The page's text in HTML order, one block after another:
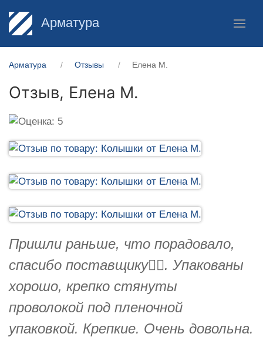
Арматура
Арматура Отзывы Елена М.
Отзыв, Елена М.
Пришли раньше, что порадовало,
спасибо поставщику👍🏻. Упакованы
хорошо, крепко стянуты
проволокой под пленочной
упаковкой. Крепкие. Очень довольна.